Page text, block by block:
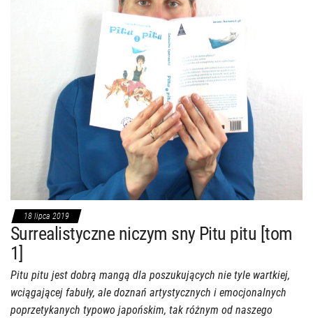
18 lipca 2019
Surrealistyczne niczym sny Pitu pitu [tom
1]
Pitu pitu jest dobrą mangą dla poszukujących nie tyle wartkiej,
wciągającej fabuły, ale doznań artystycznych i emocjonalnych
poprzetykanych typowo japońskim, tak różnym od naszego